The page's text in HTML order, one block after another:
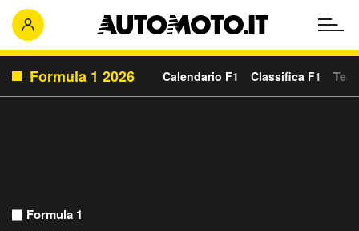
Formula 1 2026 Calendario F1 Classifica F1
Formula 1